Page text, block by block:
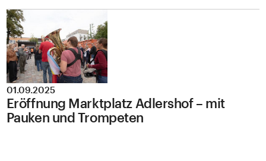
01.09.2025
Eröffnung Marktplatz Adlershof – mit
Pauken und Trompeten